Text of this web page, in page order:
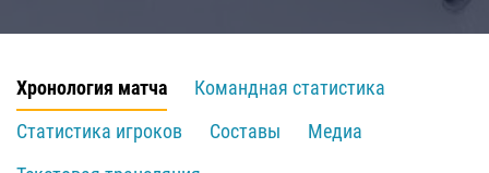
Хронология матча
Командная статистика
Статистика игроков
Составы
Медиа